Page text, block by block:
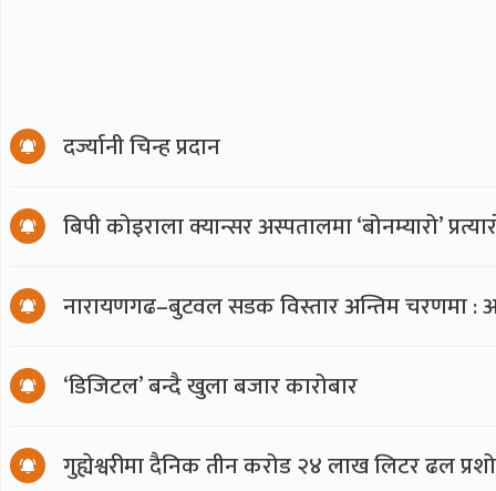
दर्ज्यानी चिन्ह प्रदान
बिपी कोइराला क्यान्सर अस्पतालमा ‘बोनम्यारो’
नारायणगढ–बुटवल सडक विस्तार अन्तिम चरणमा :
‘डिजिटल’ बन्दै खुला बजार कारोबार
गुह्येश्वरीमा दैनिक तीन करोड २४ लाख लिटर ढल